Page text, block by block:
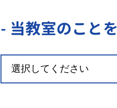
- 当教室のことを